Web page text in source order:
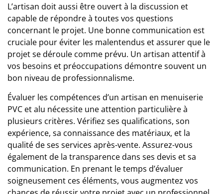
L’artisan doit aussi être ouvert à la discussion et
capable de répondre à toutes vos questions
concernant le projet. Une bonne communication est
cruciale pour éviter les malentendus et assurer que le
projet se déroule comme prévu. Un artisan attentif à
vos besoins et préoccupations démontre souvent un
bon niveau de professionnalisme.
Évaluer les compétences d’un artisan en menuiserie
PVC et alu nécessite une attention particulière à
plusieurs critères. Vérifiez ses qualifications, son
expérience, sa connaissance des matériaux, et la
qualité de ses services après-vente. Assurez-vous
également de la transparence dans ses devis et sa
communication. En prenant le temps d’évaluer
soigneusement ces éléments, vous augmentez vos